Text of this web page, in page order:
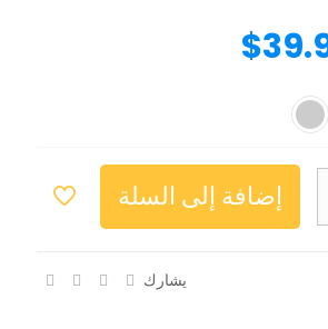
$
إضافة إلى السلة
يشارك